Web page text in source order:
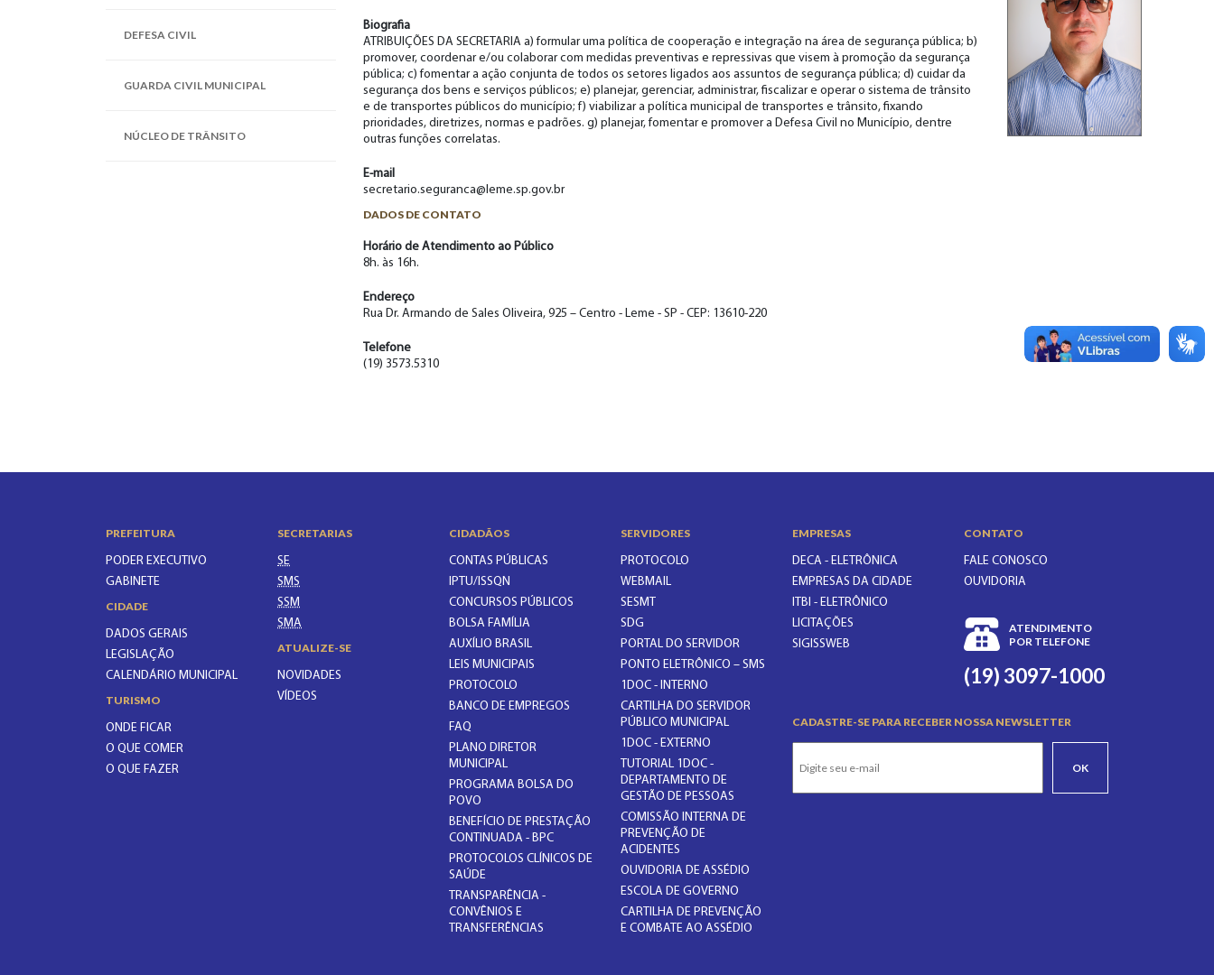
DEFESA CIVIL
GUARDA CIVIL MUNICIPAL
NÚCLEO DE TRÂNSITO
Biografia
ATRIBUIÇÕES DA SECRETARIA a) formular uma política de cooperação e integração na área de segurança pública; b)
promover, coordenar e/ou colaborar com medidas preventivas e repressivas que visem à promoção da segurança
pública; c) fomentar a ação conjunta de todos os setores ligados aos assuntos de segurança pública; d) cuidar da
segurança dos bens e serviços públicos; e) planejar, gerenciar, administrar, fiscalizar e operar o sistema de trânsito
e de transportes públicos do município; f) viabilizar a política municipal de transportes e trânsito, fixando
prioridades, diretrizes, normas e padrões. g) planejar, fomentar e promover a Defesa Civil no Município, dentre
outras funções correlatas.
E-mail
secretario.seguranca@leme.sp.gov.br
DADOS DE CONTATO
Horário de Atendimento ao Público
8h. às 16h.
Endereço
Rua Dr. Armando de Sales Oliveira, 925 – Centro - Leme - SP - CEP: 13610-220
Telefone
(19) 3573.5310
PREFEITURA
PODER EXECUTIVO
GABINETE
CIDADE
DADOS GERAIS
LEGISLAÇÃO
CALENDÁRIO MUNICIPAL
TURISMO
ONDE FICAR
O QUE COMER
O QUE FAZER
SECRETARIAS
SE
SMS
SSM
SMA
ATUALIZE-SE
NOVIDADES
VÍDEOS
CIDADÃOS
CONTAS PÚBLICAS
IPTU/ISSQN
CONCURSOS PÚBLICOS
BOLSA FAMÍLIA
AUXÍLIO BRASIL
LEIS MUNICIPAIS
PROTOCOLO
BANCO DE EMPREGOS
FAQ
PLANO DIRETOR
MUNICIPAL
PROGRAMA BOLSA DO
POVO
BENEFÍCIO DE PRESTAÇÃO
CONTINUADA - BPC
PROTOCOLOS CLÍNICOS DE
SAÚDE
TRANSPARÊNCIA -
CONVÊNIOS E
TRANSFERÊNCIAS
SERVIDORES
PROTOCOLO
WEBMAIL
SESMT
SDG
PORTAL DO SERVIDOR
PONTO ELETRÔNICO – SMS
1DOC - INTERNO
CARTILHA DO SERVIDOR
PÚBLICO MUNICIPAL
1DOC - EXTERNO
TUTORIAL 1DOC -
DEPARTAMENTO DE
GESTÃO DE PESSOAS
COMISSÃO INTERNA DE
PREVENÇÃO DE
ACIDENTES
OUVIDORIA DE ASSÉDIO
ESCOLA DE GOVERNO
CARTILHA DE PREVENÇÃO
E COMBATE AO ASSÉDIO
EMPRESAS
DECA - ELETRÔNICA
EMPRESAS DA CIDADE
ITBI - ELETRÔNICO
LICITAÇÕES
SIGISSWEB
CONTATO
FALE CONOSCO
OUVIDORIA
ATENDIMENTO
POR TELEFONE
(19) 3097-1000
CADASTRE-SE PARA RECEBER NOSSA NEWSLETTER
OK